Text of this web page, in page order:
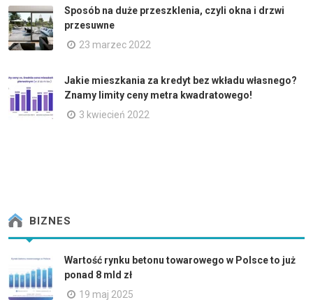
Sposób na duże przeszklenia, czyli okna i drzwi
przesuwne
23 marzec 2022
Jakie mieszkania za kredyt bez wkładu własnego?
Znamy limity ceny metra kwadratowego!
3 kwiecień 2022
BIZNES
Wartość rynku betonu towarowego w Polsce to już
ponad 8 mld zł
19 maj 2025